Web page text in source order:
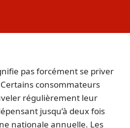
pas forcément se priver
consommateurs
régulièrement leur
jusqu’à deux fois
nationale annuelle. Les